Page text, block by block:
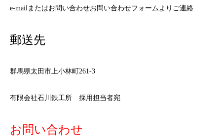
e-mailまたはお問い合わせお問い合わせフォームよりご連絡
郵送先
群馬県太田市上小林町261-3
有限会社石川鉄工所 採用担当者宛
お問い合わせ